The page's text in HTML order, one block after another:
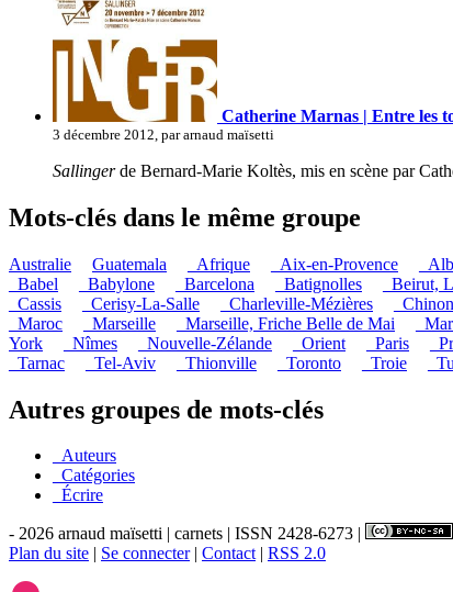
Catherine Marnas | Entre les
3 décembre 2012, par arnaud maïsetti
Sallingerde Bernard-Marie Koltès, mis en scène par
Mots-clés dans le même groupe
Australie Guatemala _Afrique _Aix-en-Provence
_Babel
_Babylone _Barcelona _Batignolles _Beirut,
_Cassis
_Cerisy-La-Salle _Charleville-Mézières _Chinon
_Maroc
_Marseille _Marseille, Friche Belle de Mai
York
_Nîmes _Nouvelle-Zélande _Orient _Paris
_Tarnac
_Tel-Aviv _Thionville _Toronto _Troie
Autres groupes de mots-clés
_Auteurs
_Catégories
_Écrire
- 2026 arnaud maïsetti | carnets | ISSN 2428-6273 |
Plan du site | Se connecter| Contact| RSS 2.0